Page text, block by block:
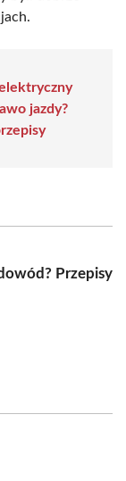
jazdy?
Przepisy